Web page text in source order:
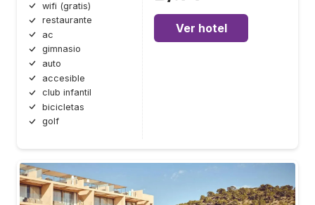
wifi (gratis)
restaurante
ac
gimnasio
auto
accesible
club infantil
bicicletas
golf
Ver hotel